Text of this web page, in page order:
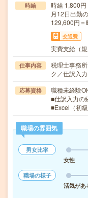
時給
時給 1,800円
月12日出勤
129,600円＝
交通費
実費支給（規
仕事内容
税理士事務
ク／仕訳入
応募資格
職種未経験
■仕訳入力の
■Excel（初
職場の雰囲気
男女比率
女性
職場の様子
活気があ